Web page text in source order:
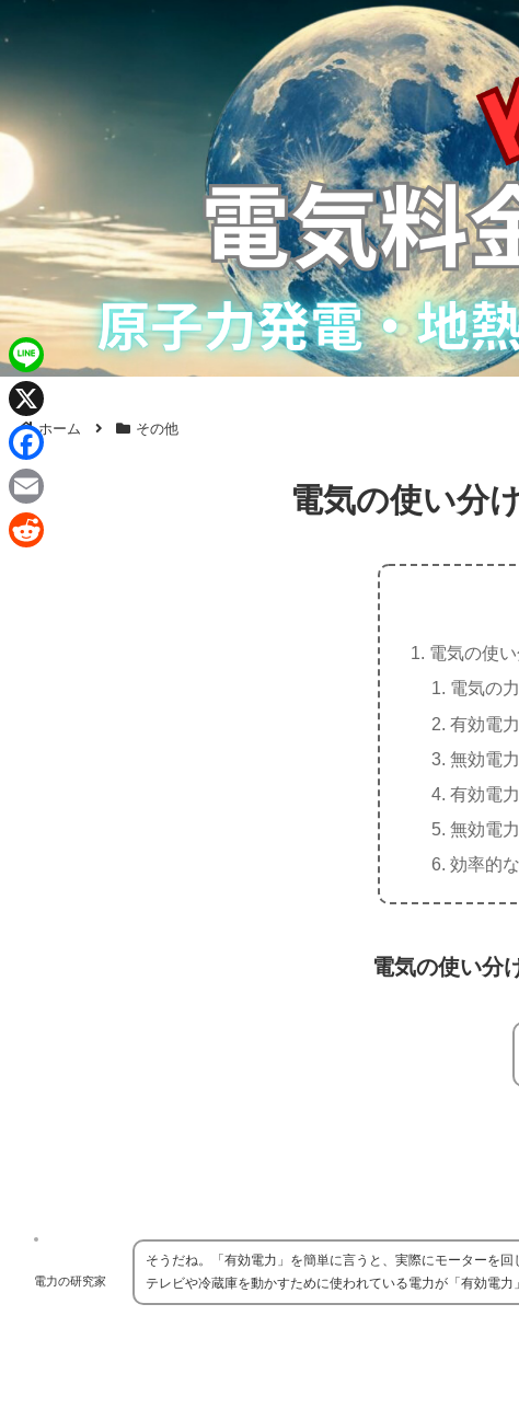
ホーム その他
電気の使い分
電気の使
電気の力
有効電
無効電
有効電
無効電
効率的
電気の使い分
電力の研究家
そうだね。「有効電力」を簡単に言うと、実際にモーターを
テレビや冷蔵庫を動かすために使われている電力が「有効電力
L
n
e
X
F
a
c
E